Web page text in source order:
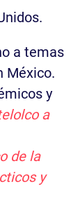
a temas
México.
y
a
de la
y